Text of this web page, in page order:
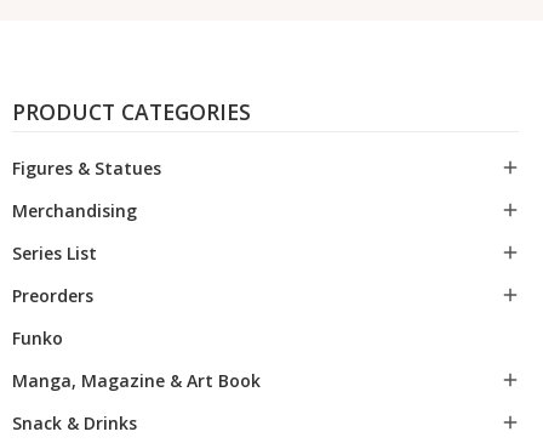
PRODUCT CATEGORIES
Figures & Statues 
Merchandising 
Series List 
Preorders 
Funko
Manga, Magazine & Art Book

Snack & Drinks 